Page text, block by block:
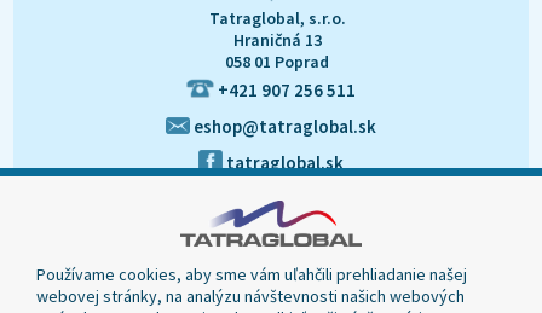
Tatraglobal, s.r.o.
Hraničná 13
058 01 Poprad
+421 907 256 511
eshop@tatraglobal.sk
tatraglobal.sk
Používame cookies, aby sme vám uľahčili prehliadanie našej
webovej stránky, na analýzu návštevnosti našich webových